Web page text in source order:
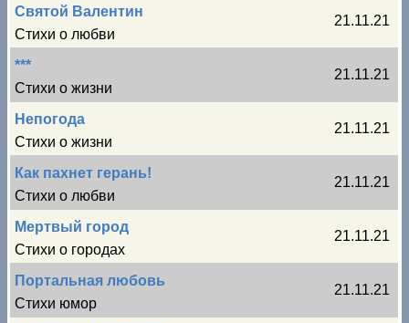
Святой Валентин
Стихи о любви
21.11.21
***
Стихи о жизни
21.11.21
Непогода
Стихи о жизни
21.11.21
Как пахнет герань!
Стихи о любви
21.11.21
Мертвый город
Стихи о городах
21.11.21
Портальная любовь
Стихи юмор
21.11.21